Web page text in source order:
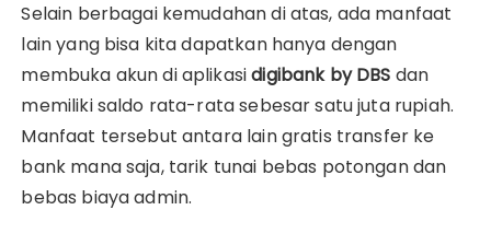
Selain berbagai kemudahan di atas, ada manfaat
lain yang bisa kita dapatkan hanya dengan
membuka akun di aplikasidigibank by DBS dan
memiliki saldo rata-rata sebesar satu juta rupiah.
Manfaat tersebut antara lain gratis transfer ke
bank mana saja, tarik tunai bebas potongan dan
bebas biaya admin.